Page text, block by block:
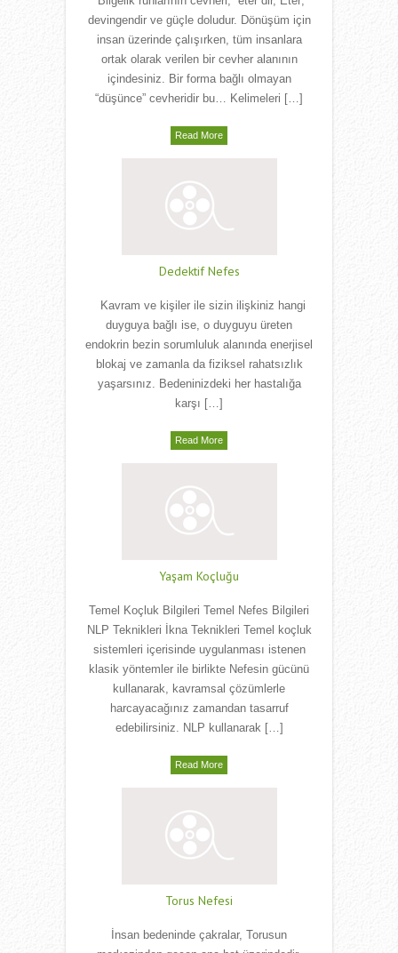
devingendir ve güçle doludur. Dönüşüm için
insan üzerinde çalışırken, tüm insanlara
ortak olarak verilen bir cevher alanının
içindesiniz. Bir forma bağlı olmayan
“düşünce” cevheridir bu… Kelimeleri […]
Read More
Dedektif Nefes
Kavram ve kişiler ile sizin ilişkiniz hangi
duyguya bağlı ise, o duyguyu üreten
endokrin bezin sorumluluk alanında enerjisel
blokaj ve zamanla da fiziksel rahatsızlık
yaşarsınız. Bedeninizdeki her hastalığa
karşı […]
Read More
Yaşam Koçluğu
Temel Koçluk Bilgileri Temel Nefes Bilgileri
NLP Teknikleri İkna Teknikleri Temel koçluk
sistemleri içerisinde uygulanması istenen
klasik yöntemler ile birlikte Nefesin gücünü
kullanarak, kavramsal çözümlerle
harcayacağınız zamandan tasarruf
edebilirsiniz. NLP kullanarak […]
Read More
Torus Nefesi
İnsan bedeninde çakralar, Torusun